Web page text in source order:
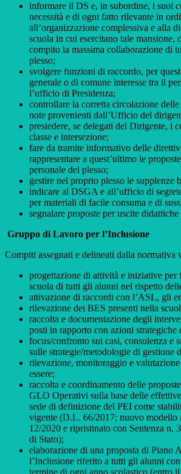
informare il DS e, in subordine, i suoi
necessità e di ogni fatto rilevante in
all’organizzazione complessiva e alla
scuola in cui esercitano tale mansione,
compito la massima collaborazione di
plesso;
svolgere funzioni di raccordo, per
generale o di comune interesse tra il
l’ufficio di Presidenza;
controllare la corretta circolazione
note provenienti dall’Ufficio del
presiedere, se delegati del Dirigente, i
classe e intersezione;
fare da tramite informativo delle
rappresentare a quest’ultimo le
personale del plesso;
gestire nel proprio plesso le supplenze
indicare al DSGA e all’ufficio di
per materiali di facile consuma e di
segnalare proposte per uscite
Gruppo di Lavoro per l’Inclusione
Compiti assegnati e delineati dalla normativa
progettazione di attività e iniziative per
scuola di tutti gli alunni nel rispetto
attivazione di raccordi con l’ASL, gli
rilevazione dei BES presenti nella
raccolta e documentazione degli
posti in rapporto con azioni strategiche
focus/confronto sui casi, consulenza e
sulle strategie/metodologie di gestione
rilevazione, monitoraggio e
essere;
raccolta e coordinamento delle
GLO Operativi sulla base delle
sede di definizione del PEI come
vigente (D.L. 66/2017; nuovo modello
12/2020 e ripristinato con Sentenza n.
di Stato);
elaborazione di una proposta di Piano
l’Inclusione riferito a tutti gli alunni